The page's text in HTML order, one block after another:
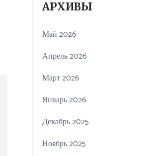
АРХИВЫ
Май 2026
Апрель 2026
Март 2026
Январь 2026
Декабрь 2025
Ноябрь 2025